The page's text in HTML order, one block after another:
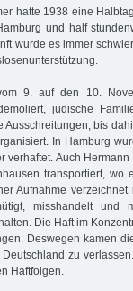
hatte 1938 eine
und half
wurde es immer
9. auf den 10.
jüdische
Ausschreitungen, bis
In Hamburg
verhaftet. Auch
transportiert,
Aufnahme
misshandelt und
Die Haft im
Deswegen kamen
Deutschland zu
Haftfolgen.